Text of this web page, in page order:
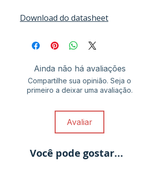
Download do datasheet
Ainda não há avaliações
Compartilhe sua opinião. Seja o
primeiro a deixar uma avaliação.
Avaliar
Você pode gostar...